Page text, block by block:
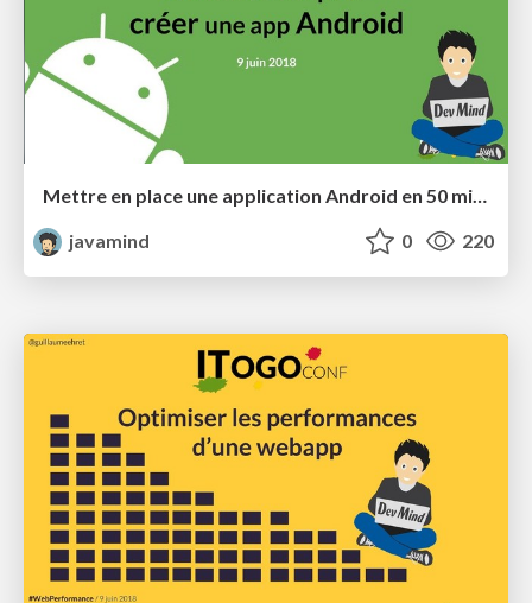
Mettre en place une application Android en 50 minutes
javamind
0 220